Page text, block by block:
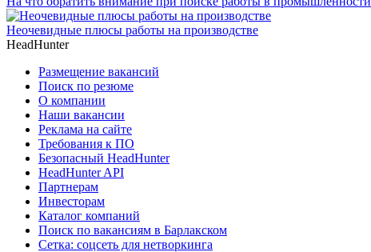
Неочевидные плюсы работы на производстве
HeadHunter
Размещение вакансий
Поиск по резюме
О компании
Наши вакансии
Реклама на сайте
Требования к ПО
Безопасный HeadHunter
HeadHunter API
Партнерам
Инвесторам
Каталог компаний
Поиск по вакансиям в Барлакском
Сетка: соцсеть для нетворкинга